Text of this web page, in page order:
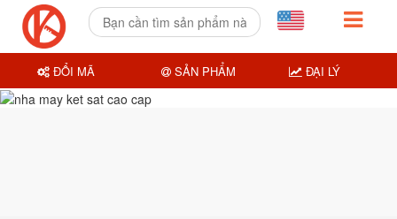
ĐỔI MÃ SẢN PHẨM ĐẠI LÝ